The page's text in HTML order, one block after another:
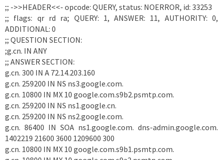
;; ->>HEADER<<- opcode: QUERY, status: NOERROR, id: 33253
;; flags: qr rd ra; QUERY: 1, ANSWER: 11, AUTHORITY: 0,
ADDITIONAL: 0
;; QUESTION SECTION:
;g.cn. IN ANY
;; ANSWER SECTION:
g.cn. 300 IN A 72.14.203.160
g.cn. 259200 IN NS ns3.google.com.
g.cn. 10800 IN MX 10 google.com.s9b2.psmtp.com.
g.cn. 259200 IN NS ns1.google.cn.
g.cn. 259200 IN NS ns2.google.com.
g.cn. 86400 IN SOA ns1.google.com. dns-admin.google.com.
1402219 21600 3600 1209600 300
g.cn. 10800 IN MX 10 google.com.s9b1.psmtp.com.